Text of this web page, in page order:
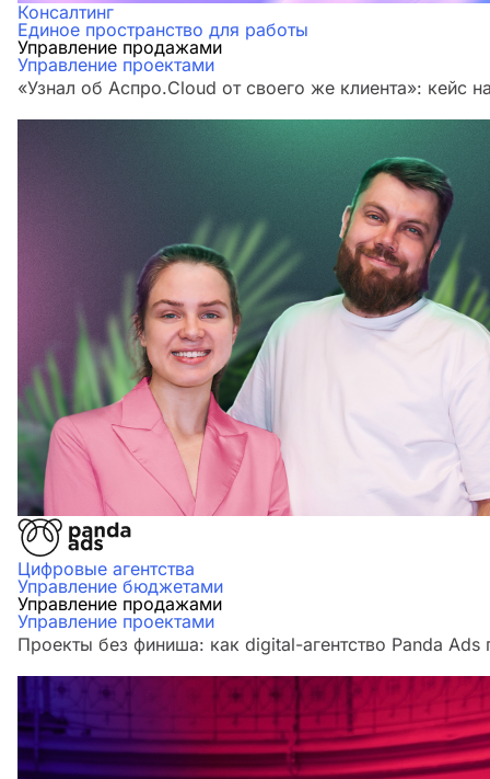
Консалтинг
Единое пространство для работы
Управление продажами
Управление проектами
«Узнал об Аспро.Cloud от своего же клиента»: кейс
Цифровые агентства
Управление бюджетами
Управление продажами
Управление проектами
Проекты без финиша: как digital-агентство Panda Ads